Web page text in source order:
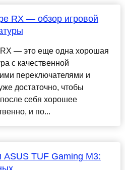
RX — обзор игровой
— это еще одна хорошая
с качественной
переключателями и
достаточно, чтобы
себя хорошее
и по...
TUF Gaming M3: